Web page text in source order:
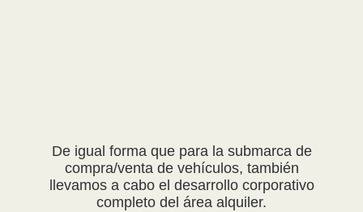
De igual forma que para la submarca de
compra/venta de vehículos, también
llevamos a cabo el desarrollo corporativo
completo del área alquiler.